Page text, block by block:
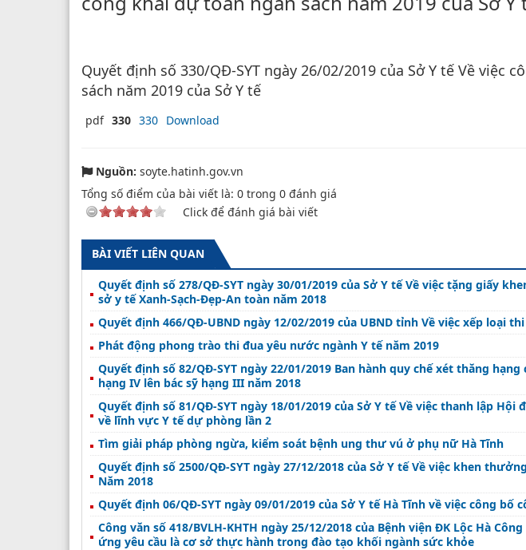
Quyết định số 330/QĐ-SYT ngày 26/02/2019 của Sở Y tế Về việc
sách năm 2019 của Sở Y tế
pdf 330 330 Download
Nguồn: soyte.hatinh.gov.vn
Tổng số điểm của bài viết là: 0 trong 0 đánh giá
Click để đánh giá bài viết
BÀI VIẾT LIÊN QUAN
Quyết định số 278/QĐ-SYT ngày 30/01/2019 của Sở Y tế Về việc tặng giấy khen cho các tập
sở y tế Xanh-Sạch-Đẹp-An toàn năm 2018
Quyết định 466/QĐ-UBND ngày 12/02/2019 của UBND tỉnh Về việc xếp loại
Phát động phong trào thi đua yêu nước ngành Y tế năm 2019
Quyết định số 82/QĐ-SYT ngày 22/01/2019 Ban hành quy chế xét thăng
hạng IV lên bác sỹ hạng III năm 2018
Quyết định số 81/QĐ-SYT ngày 18/01/2019 của Sở Y tế Về việc thanh lập
về lĩnh vực Y tế dự phòng lần 2
Tìm giải pháp phòng ngừa, kiểm soát bệnh ung thư vú ở phụ nữ Hà Tĩnh
Quyết định số 2500/QĐ-SYT ngày 27/12/2018 của Sở Y tế Về việc khen
Năm 2018
Quyết định 06/QĐ-SYT ngày 09/01/2019 của Sở Y tế Hà Tĩnh về việc công bố
Công văn số 418/BVLH-KHTH ngày 25/12/2018 của Bệnh viện ĐK Lộc Hà
ứng yêu cầu là cơ sở thực hành trong đào tạo khối ngành sức khỏe